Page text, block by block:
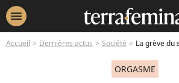
menu
Accueil Dernières actus Société La grève du sexe pour combattre le
ORGASME